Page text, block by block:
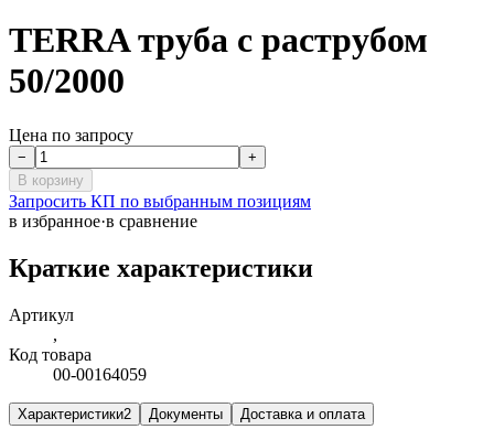
TERRA труба с раструбом
50/2000
Цена по запросу
−
+
В корзину
Запросить КП по выбранным позициям
в избранное·в сравнение
Краткие характеристики
Артикул
,
Код товара
00-00164059
Характеристики2 Документы Доставка и оплата